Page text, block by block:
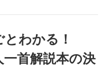
わかる！
首解説本の決